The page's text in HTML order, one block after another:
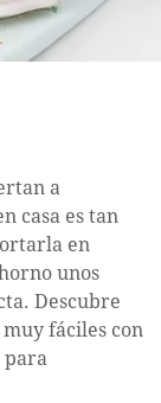
a
casa es tan
en
unos
Descubre
fáciles con
para